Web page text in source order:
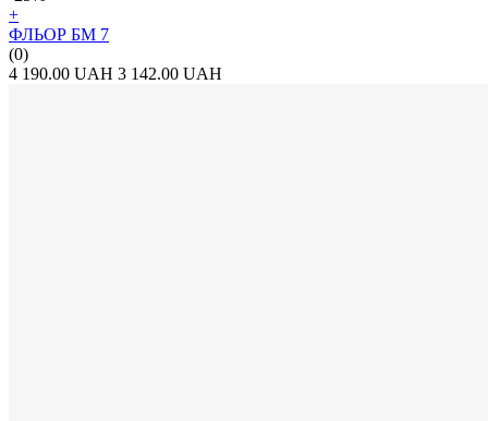
+
ФЛЬОР БМ 7
(0)
4 190.00 UAH 3 142.00 UAH